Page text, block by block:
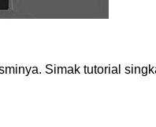
Simak tutorial